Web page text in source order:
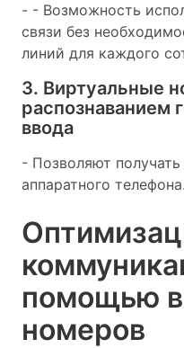
- - Возможность
связи без
линий для каждого
3. Виртуальные
распознаванием
ввода
- Позволяют
аппаратного телефона.
помощью
номеров